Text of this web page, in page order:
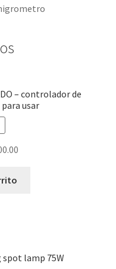
– controlador de
usar
spot lamp 75W